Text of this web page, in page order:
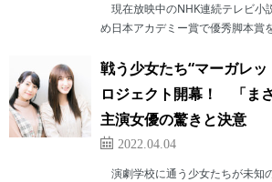
現在放映中のNHK連続テレビ小
め日本アカデミー賞で優秀脚本
戦う少女たち“マーガレ
ロジェクト開幕！ 「ま
主演女優の驚きと決意
2022.04.04
演劇学校に通う少女たちが未知